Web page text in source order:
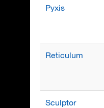
Pyxis
Reticulum
Sculptor